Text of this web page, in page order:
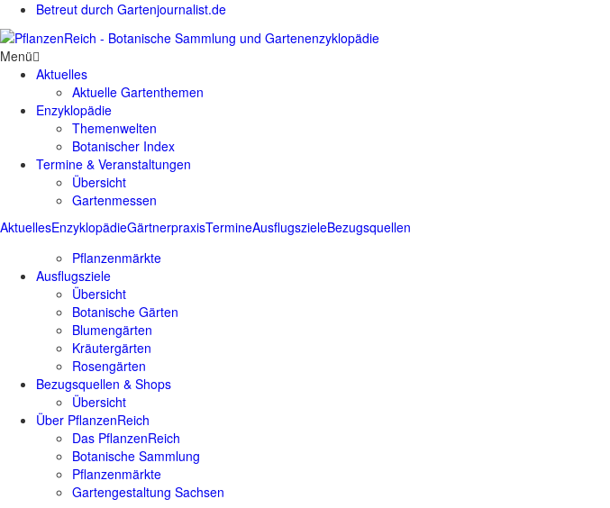
Betreut durch Gartenjournalist.de
AktuellesEnzyklopädieGärtnerpraxisTermineAusflugszieleBezugsquellen
Menü
Aktuelles
Aktuelle Gartenthemen
Enzyklopädie
Themenwelten
Botanischer Index
Termine & Veranstaltungen
Übersicht
Gartenmessen
Pflanzenmärkte
Ausflugsziele
Übersicht
Botanische Gärten
Blumengärten
Kräutergärten
Rosengärten
Bezugsquellen & Shops
Übersicht
Über PflanzenReich
Das PflanzenReich
Botanische Sammlung
Pflanzenmärkte
Gartengestaltung Sachsen